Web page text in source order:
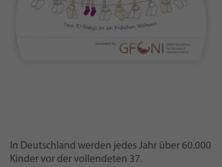
In Deutschland werden jedes Jahr über 60.000
Kinder vor der vollendeten 37.